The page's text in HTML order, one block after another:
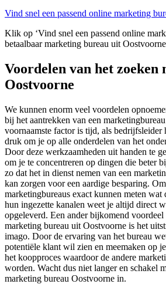
Vind snel een passend online marketing
Klik op ‘Vind snel een passend online
betaalbaar marketing bureau uit
Voordelen van het zoeken
Oostvoorne
We kunnen enorm veel voordelen
bij het aantrekken van een
voornaamste factor is tijd, als bedrijfsleider
druk om je op alle onderdelen van het
Door deze werkzaamheden uit handen te
om je te concentreren op dingen die beter
zo dat het in dienst nemen van een
kan zorgen voor een aardige besparing.
marketingbureaus exact kunnen meten wat
hun ingezette kanalen weet je altijd direct
opgeleverd. Een ander bijkomend voordeel
marketing bureau uit Oostvoorne is het
imago. Door de ervaring van het bureau
potentiële klant wil zien en meemaken op
het koopproces waardoor de andere
worden. Wacht dus niet langer en schakel
marketing bureau Oostvoorne in.